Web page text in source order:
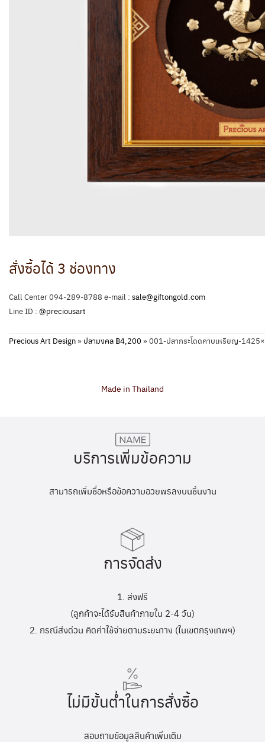
สั่งซื้อได้ 3 ช่องทาง
Call Center 094-289-8788 e-mail : sale@giftongold.com
Line ID : @preciousart
Precious Art Design» ปลามงคล ฿4,200 »001-ปลากระโดดคาบเหรียญ-
Made in Thailand
บริการเพิ่มข้อความ
สามารถเพิ่มชื่อหรือข้อความอวยพรลงบนชิ้นงาน
การจัดส่ง
1. ส่งฟรี
(ลูกค้าจะได้รับสินค้าภายใน 2-4 วัน)
2. กรณีส่งด่วน คิดค่าใช้จ่ายตามระยะทาง (ในเขตกรุงเทพฯ)
ไม่มีขั้นต่ำในการสั่งซื้อ
สอบถามข้อมูลสินค้าเพิ่มเติม